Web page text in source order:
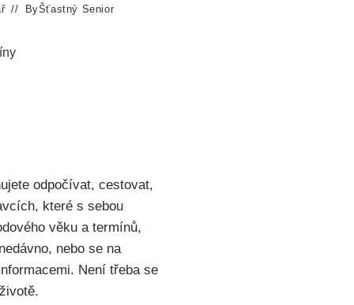
ByŠťastný Senior
odpočívat, cestovat,
které s sebou
věku a termínů,
nebo se na
Není třeba se